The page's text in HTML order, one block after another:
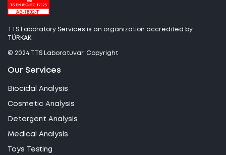
TTS Laboratory Services is an organization accredited by
TÜRKAK.
© 2024 TTS Laboratuvar. Copyright
Our Services
Biocidal Analysis
Cosmetic Analysis
Detergent Analysis
Medical Analysis
Toys Testing